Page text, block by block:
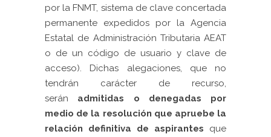
por la FNMT, sistema de clave concertada
permanente expedidos por la Agencia
Estatal de Administración Tributaria AEAT
o de un código de usuario y clave de
acceso). Dichas alegaciones, que no
tendrán carácter de recurso,
serán admitidas o denegadas por
medio de la resolución que apruebe la
relación definitiva de aspirantes que